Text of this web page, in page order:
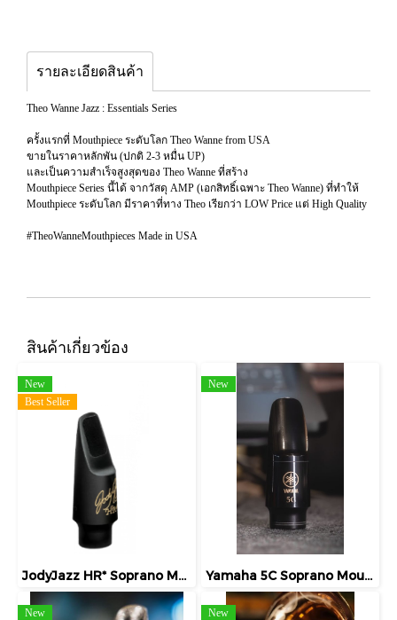
รายละเอียดสินค้า
Theo Wanne Jazz : Essentials Series
ครั้งแรกที่ Mouthpiece ระดับโลก Theo Wanne from USA
ขายในราคาหลักพัน (ปกติ 2-3 หมื่น UP)
และเป็นความสำเร็จสูงสุดของ Theo Wanne ที่สร้าง
Mouthpiece Series นี้ได้ จากวัสดุ AMP (เอกสิทธิ์เฉพาะ Theo Wanne) ที่ทำให้
Mouthpiece ระดับโลก มีราคาที่ทาง Theo เรียกว่า LOW Price แต่ High Quality
#TheoWanneMouthpieces Made in USA
สินค้าเกี่ยวข้อง
New
Best Seller
JodyJazz HR* Soprano Mouthpiece
New
Yamaha 5C Soprano Mouthpiece
New New